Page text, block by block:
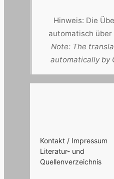
Hinweis: Die
automatisch über
Note: The
automatically by
Kontakt / Impressum
Literatur- und
Quellenverzeichnis